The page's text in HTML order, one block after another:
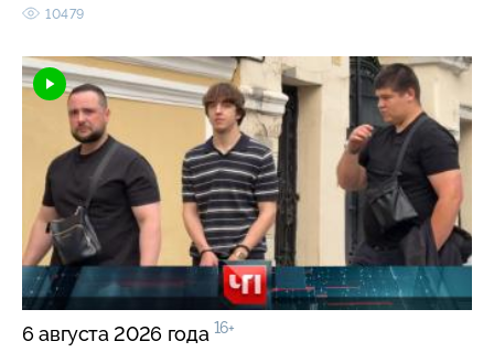
10479
6 августа 2026 года 16+